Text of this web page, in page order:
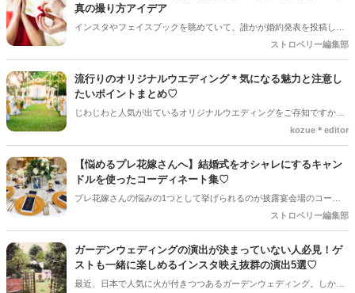
真の撮り方アイデア
インスタやフェイスブックを眺めていて、誰かが婚約発表を投稿して
いると、「いいね！」せずにはいられないほどワクワクしてしまいま
を受け取ったら世界中の人たちに報告したくなるほど嬉しいもの。
ストロベリー編集部
流行りのオリジナルウエディング＊気になる魅力と注意し
たいポイントまとめ♡
じわじわと人気が出ているオリジナルウエディングをご存知ですか？
2人らしい結婚式ができるとあって、注目を集めています＊「人とは
はぴったりの結婚式です♡オリジナルウエディングを検討している方
が知りたくなる情報をまとめてみました。
kozue＊editor
【悩めるプレ花嫁さんへ】結婚式をオシャレにするキャン
ドルを使ったコーディネート集♡
プレ花嫁さんの悩みの1つとして挙げられるのが披露宴会場のコーデ
ィネート＊キャンドルを使ったコーディネートはインスタでもよく見
になれば嬉しいです！
ストロベリー編集部
ガーデンウェディングの演出が決まっていない人必見！ゲ
ストも一緒に楽しめるインスタ映え抜群の演出5選♡
最近、日本で人気に火が付きつつあるガーデンウェディング。しか